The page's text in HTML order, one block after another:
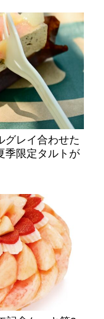
グレイ合わせた
限定タルトが